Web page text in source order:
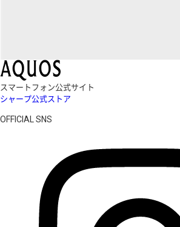
スマートフォン公式サイト
シャープ公式ストア
OFFICIAL SNS